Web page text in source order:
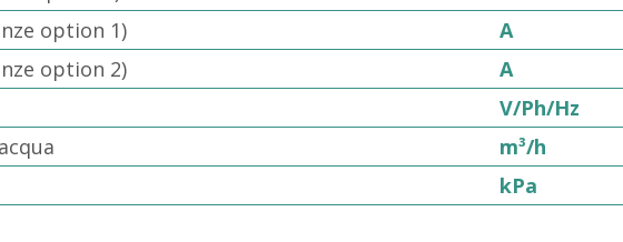
option 1)
A
option 2)
A
V/Ph/Hz
m³/h
kPa